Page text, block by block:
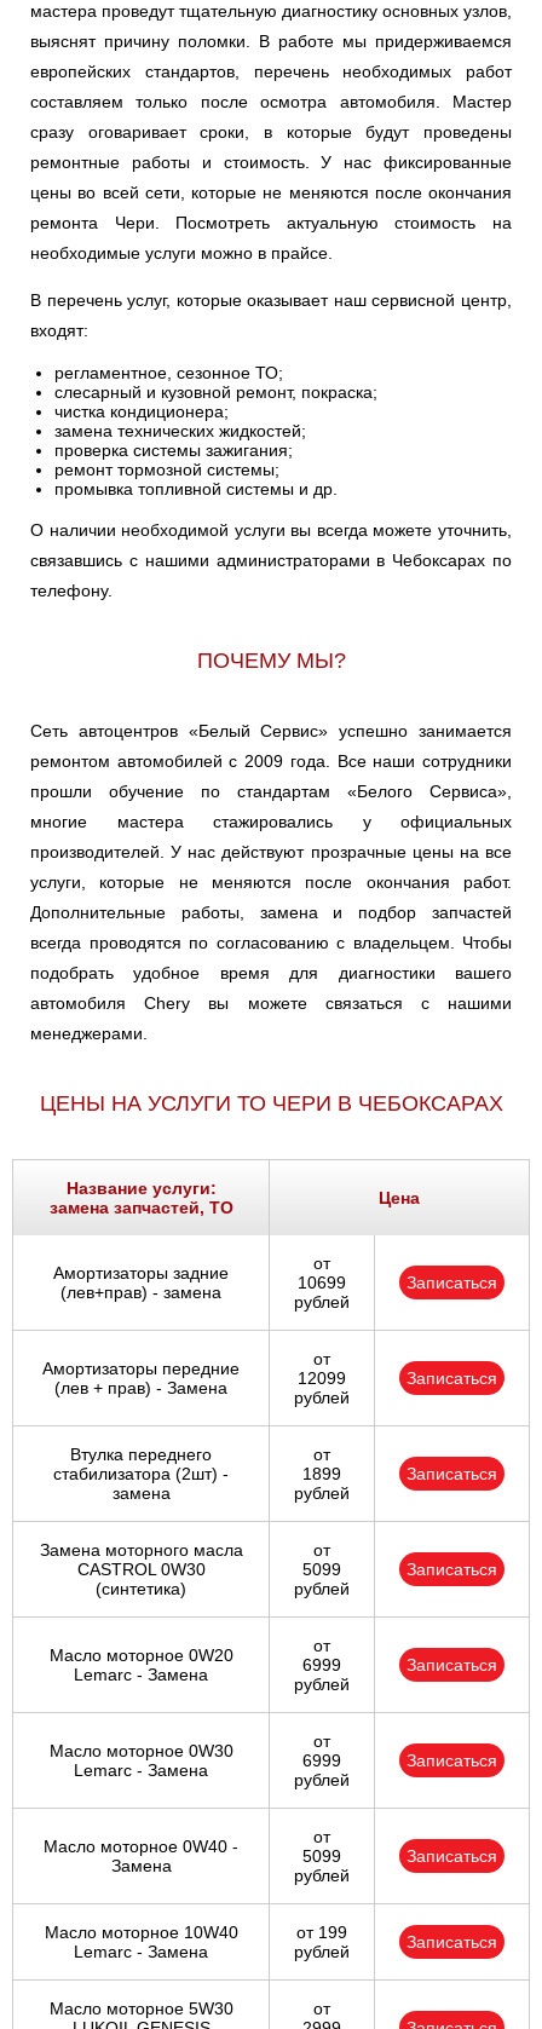
мастера проведут тщательную диагностику основных узлов,
выяснят причину поломки. В работе мы придерживаемся
европейских стандартов, перечень необходимых работ
составляем только после осмотра автомобиля. Мастер
сразу оговаривает сроки, в которые будут проведены
ремонтные работы и стоимость. У нас фиксированные
цены во всей сети, которые не меняются после окончания
ремонта Чери. Посмотреть актуальную стоимость на
необходимые услуги можно в прайсе.
В перечень услуг, которые оказывает наш сервисной центр,
входят:
регламентное, сезонное ТО;
слесарный и кузовной ремонт, покраска;
чистка кондиционера;
замена технических жидкостей;
проверка системы зажигания;
ремонт тормозной системы;
промывка топливной системы и др.
О наличии необходимой услуги вы всегда можете уточнить,
связавшись с нашими администраторами в Чебоксарах по
телефону.
ПОЧЕМУ МЫ?
Сеть автоцентров «Белый Сервис» успешно занимается
ремонтом автомобилей с 2009 года. Все наши сотрудники
прошли обучение по стандартам «Белого Сервиса»,
многие мастера стажировались у официальных
производителей. У нас действуют прозрачные цены на все
услуги, которые не меняются после окончания работ.
Дополнительные работы, замена и подбор запчастей
всегда проводятся по согласованию с владельцем. Чтобы
подобрать удобное время для диагностики вашего
автомобиля Chery вы можете связаться с нашими
менеджерами.
ЦЕНЫ НА УСЛУГИ ТО ЧЕРИ В ЧЕБОКСАРАХ
Название услуги:
замена запчастей, ТО
Цена
Амортизаторы задние
(лев+прав) - замена
от
10699
рублей
Записаться
Амортизаторы передние
(лев + прав) - Замена
от
12099
рублей
Записаться
Втулка переднего
стабилизатора (2шт) -
замена
от
1899
рублей
Записаться
Замена моторного масла
CASTROL 0W30
(синтетика)
от
5099
рублей
Записаться
Масло моторное 0W20
Lemarc - Замена
от
6999
рублей
Записаться
Масло моторное 0W30
Lemarc - Замена
от
6999
рублей
Записаться
Масло моторное 0W40 -
Замена
от
5099
рублей
Записаться
Масло моторное 10W40
Lemarc - Замена
от 199
рублей
Записаться
Масло моторное 5W30
от